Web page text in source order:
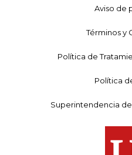
Aviso de
Términos y
Política de
Política
Superintendencia